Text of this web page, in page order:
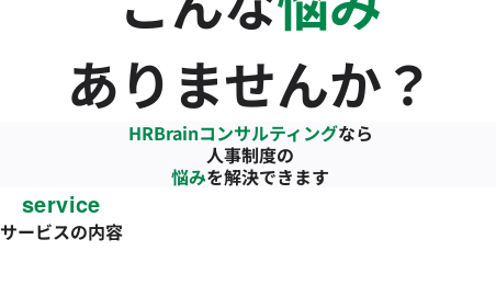
ありませんか？
HRBrainコンサルティングなら
人事制度の
悩みを解決できます
service
サービスの内容